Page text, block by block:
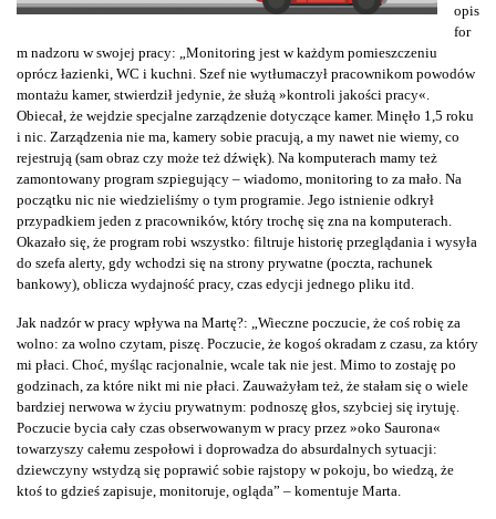
opis
for
m nadzoru w swojej pracy: „Monitoring jest w każdym pomieszczeniu
oprócz łazienki, WC i kuchni. Szef nie wytłumaczył pracownikom powodów
montażu kamer, stwierdził jedynie, że służą »kontroli jakości pracy«.
Obiecał, że wejdzie specjalne zarządzenie dotyczące kamer. Minęło 1,5 roku
i nic. Zarządzenia nie ma, kamery sobie pracują, a my nawet nie wiemy, co
rejestrują (sam obraz czy może też dźwięk). Na komputerach mamy też
zamontowany program szpiegujący – wiadomo, monitoring to za mało. Na
początku nic nie wiedzieliśmy o tym programie. Jego istnienie odkrył
przypadkiem jeden z pracowników, który trochę się zna na komputerach.
Okazało się, że program robi wszystko: filtruje historię przeglądania i wysyła
do szefa alerty, gdy wchodzi się na strony prywatne (poczta, rachunek
bankowy), oblicza wydajność pracy, czas edycji jednego pliku itd.
Jak nadzór w pracy wpływa na Martę?: „Wieczne poczucie, że coś robię za
wolno: za wolno czytam, piszę. Poczucie, że kogoś okradam z czasu, za który
mi płaci. Choć, myśląc racjonalnie, wcale tak nie jest. Mimo to zostaję po
godzinach, za które nikt mi nie płaci. Zauważyłam też, że stałam się o wiele
bardziej nerwowa w życiu prywatnym: podnoszę głos, szybciej się irytuję.
Poczucie bycia cały czas obserwowanym w pracy przez »oko Saurona«
towarzyszy całemu zespołowi i doprowadza do absurdalnych sytuacji:
dziewczyny wstydzą się poprawić sobie rajstopy w pokoju, bo wiedzą, że
ktoś to gdzieś zapisuje, monitoruje, ogląda” – komentuje Marta.